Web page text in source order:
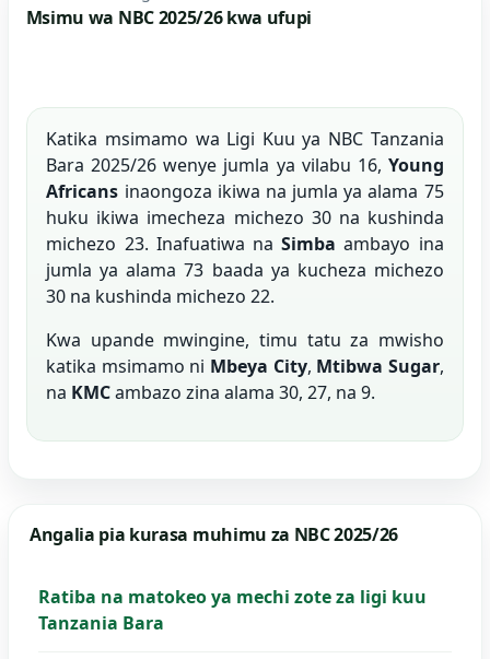
Msimu wa NBC 2025/26 kwa ufupi
Katika msimamo wa Ligi Kuu ya NBC Tanzania
Bara 2025/26 wenye jumla ya vilabu 16, Young
Africans inaongoza ikiwa na jumla ya alama 75
huku ikiwa imecheza michezo 30 na kushinda
michezo 23. Inafuatiwa naSimba ambayo ina
jumla ya alama 73 baada ya kucheza michezo
30 na kushinda michezo 22.
Kwa upande mwingine, timu tatu za mwisho
katika msimamo ni Mbeya City, Mtibwa Sugar,
na KMCambazo zina alama 30, 27, na 9.
Angalia pia kurasa muhimu za NBC 2025/26
Ratiba na matokeo ya mechi zote za ligi kuu
Tanzania Bara